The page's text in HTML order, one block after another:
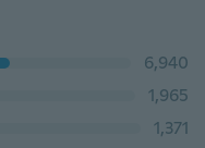
6,940
1,965
1,371